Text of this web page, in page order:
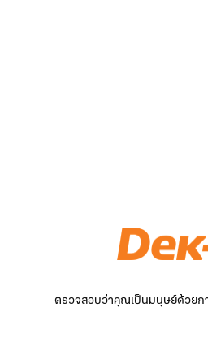
ตรวจสอบว่าคุณเป็นมนุษย์ด้วยก